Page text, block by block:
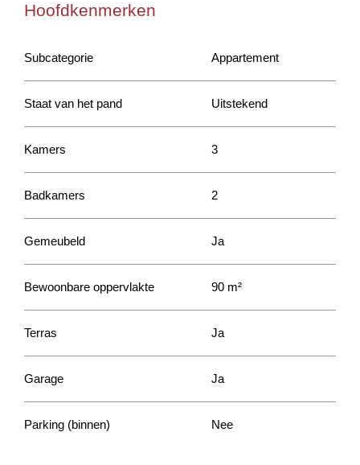
Hoofdkenmerken
Subcategorie Appartement
Staat van het pand Uitstekend
Kamers 3
Badkamers 2
Gemeubeld Ja
Bewoonbare oppervlakte 90 m²
Terras Ja
Garage Ja
Parking (binnen) Nee